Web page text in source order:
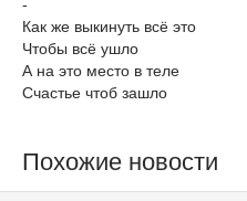
-
Как же выкинуть всё это
Чтобы всё ушло
А на это место в теле
Счастье чтоб зашло
Похожие новости